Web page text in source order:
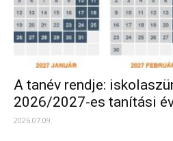
A tanév rendje:
2026/2027-es tanítási
2026.07.09.